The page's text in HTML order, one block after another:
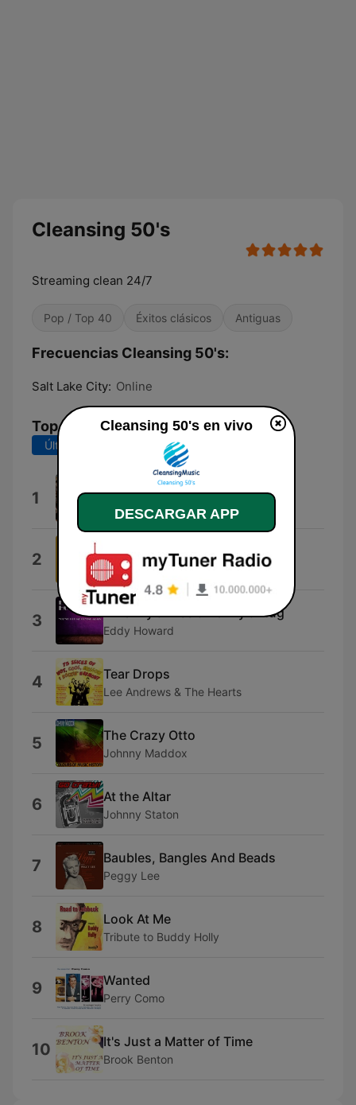
Cleansing 50's
Streaming clean 24/7
Pop / Top 40 Éxitos clásicos Antiguas
Frecuencias Cleansing 50's:
Salt Lake City: Online
Top Canciones
Últimos 7 días Últimos 30 días
1 Adbreak
OLDMANWAFFLES
2 Mr. Sandman
The Chordettes
3 A Penny a Kiss a Penny a Hug
Eddy Howard
4 Tear Drops
Lee Andrews & The Hearts
5 The Crazy Otto
Johnny Maddox
6 At the Altar
Johnny Staton
7 Baubles, Bangles And Beads
Peggy Lee
8 Look At Me
Tribute to Buddy Holly
9 Wanted
Perry Como
10 It's Just a Matter of Time
Brook Benton
Cleansing 50's en vivo
DESCARGAR APP